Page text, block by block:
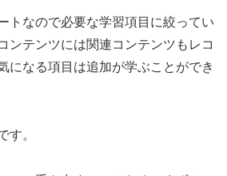
トなので必要な学習項目に絞ってい
ンテンツには関連コンテンツもレコ
になる項目は追加が学ぶことができ
す。